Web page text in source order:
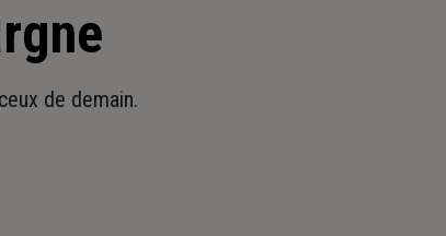
de demain.